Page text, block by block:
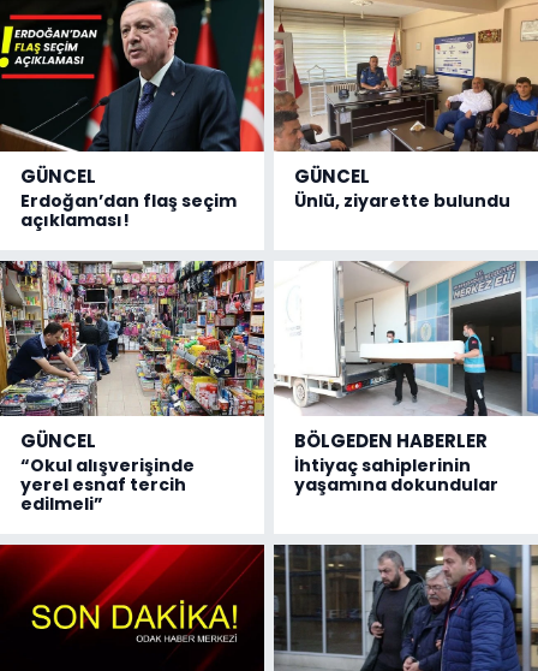
GÜNCEL
Erdoğan’dan flaş seçim
açıklaması!
GÜNCEL
Ünlü, ziyarette bulundu
GÜNCEL
“Okul alışverişinde
yerel esnaf tercih
edilmeli”
BÖLGEDEN HABERLER
İhtiyaç sahiplerinin
yaşamına dokundular